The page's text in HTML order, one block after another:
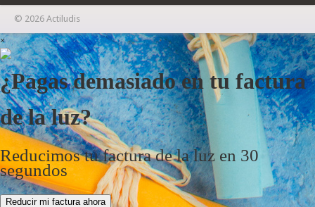
© 2026 Actiludis
×
¿Pagas demasiado en tu factura
de la luz?
Reducimos tu factura de la luz en 30
segundos
Reducir mi factura ahora